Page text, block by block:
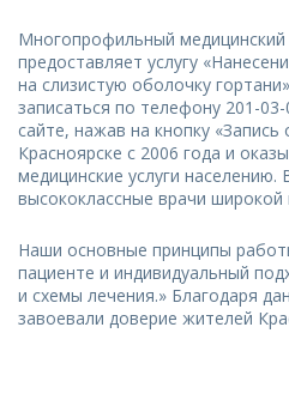
Многопрофильный
предоставляет услугу
на слизистую оболочку
записаться по телефону 201-
сайте, нажав на кнопку
Красноярске с 2006 года и
медицинские услуги
высококлассные врачи широкой
Наши основные принципы
пациенте и индивидуальный
и схемы лечения.» Благодаря
завоевали доверие жителей